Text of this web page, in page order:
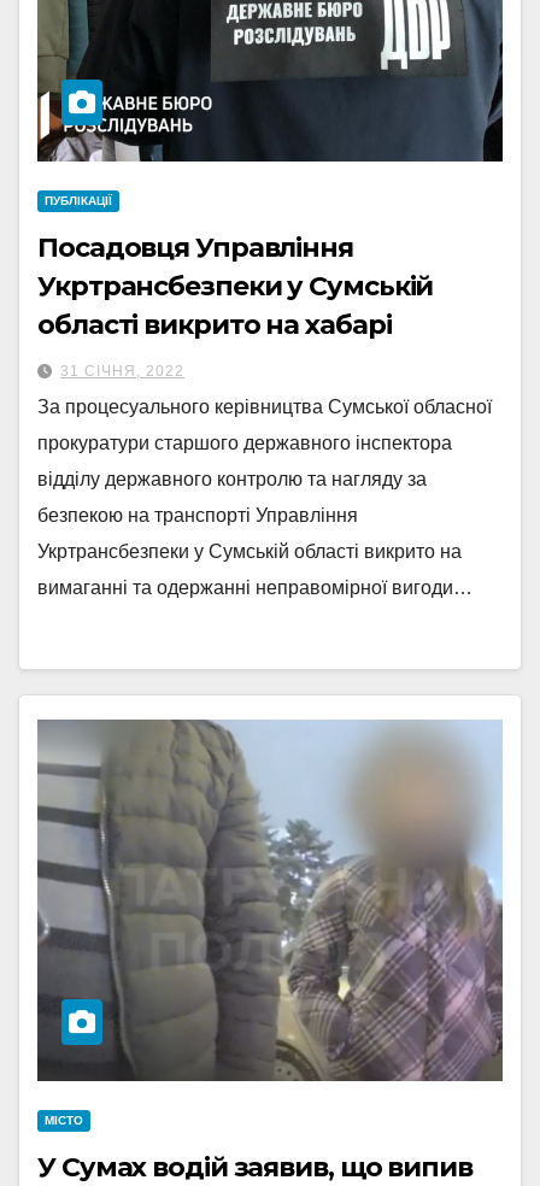
ПУБЛІКАЦІЇ
Посадовця Управління
Укртрансбезпеки у Сумській
області викрито на хабарі
31 СІЧНЯ, 2022
За процесуального керівництва Сумської обласної
прокуратури старшого державного інспектора
відділу державного контролю та нагляду за
безпекою на транспорті Управління
Укртрансбезпеки у Сумській області викрито на
вимаганні та одержанні неправомірної вигоди…
МІСТО
У Сумах водій заявив, що випив